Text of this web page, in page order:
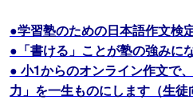
●学習塾のための日本語作文検
●「書ける」ことが塾の強みに
● 小1からのオンライン作文で
力」を一生ものにします（生徒